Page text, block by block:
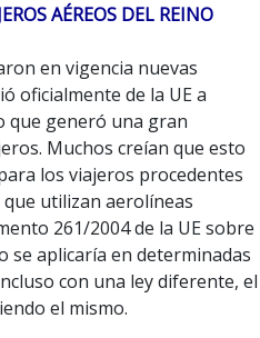
AÉREOS DEL REINO
en vigencia nuevas
oficialmente de la UE a
que generó una gran
Muchos creían que esto
los viajeros procedentes
utilizan aerolíneas
261/2004 de la UE sobre
se aplicaría en determinadas
con una ley diferente, el
el mismo.